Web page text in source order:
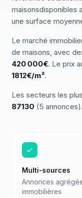
maisonsdisponibles
une surface
Le marché
de maisons, avec
420 000€. Le prix
1812€/m².
Les secteurs les
87130 (5 annonces).
Multi-sources
Annonces
immobilières